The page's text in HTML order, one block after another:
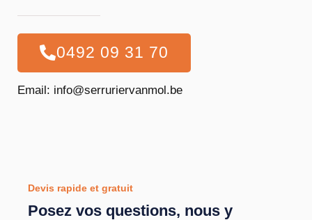
0492 09 31 70
Email: info@serruriervanmol.be
Devis rapide et gratuit
Posez vos questions, nous y